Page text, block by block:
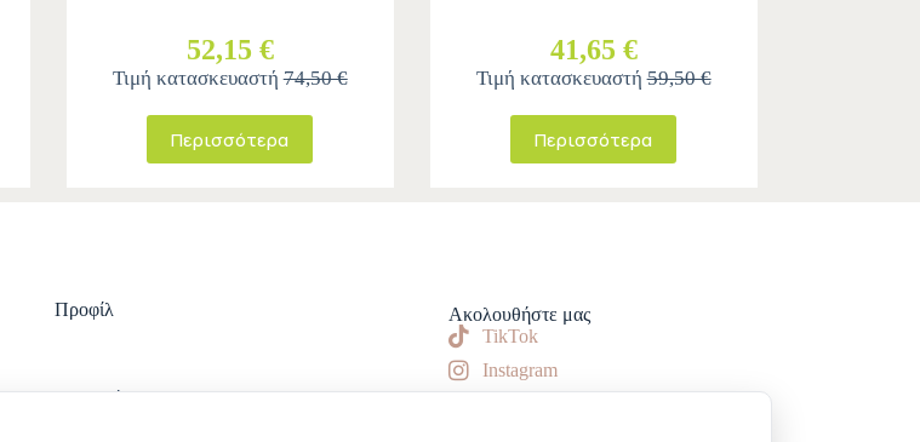
52,15 €
Τιμή κατασκευαστή74,50 €
Περισσότερα
41,65 €
Τιμή κατασκευαστή59,50 €
Περισσότερα
Προφίλ
Είσοδος
Ακολουθήστε μας
TikTok
Instagram